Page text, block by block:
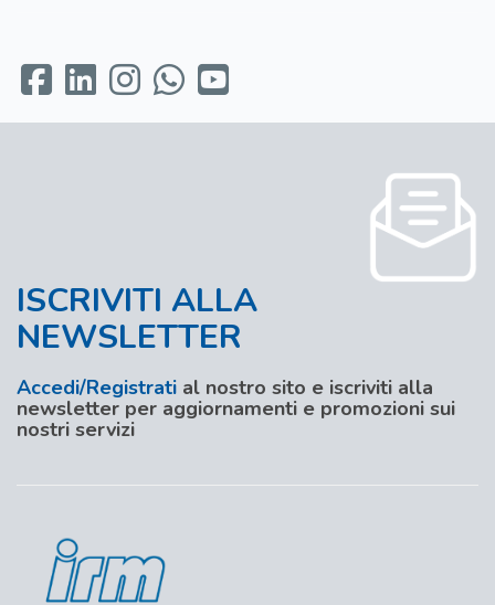
ISCRIVITI ALLA
NEWSLETTER
Accedi/Registrati al nostro sito e iscriviti alla
newsletter per aggiornamenti e promozioni sui
nostri servizi